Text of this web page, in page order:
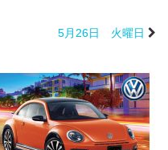
5月26日 火曜日